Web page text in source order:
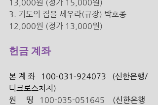
13,000원 (정가 15,000원)
3. 기도의 집을 세우라(규장) 박호종
12,000원 (정가 13,000원)
헌금 계좌
본 계 좌   100-031-924073   (신한은행/
더크로스처치)
원     띵
100-035-051645
   (신한은행